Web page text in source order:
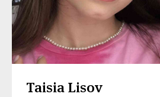
Taisia Lisov